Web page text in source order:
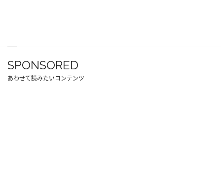
SPONSORED
あわせて読みたいコンテンツ